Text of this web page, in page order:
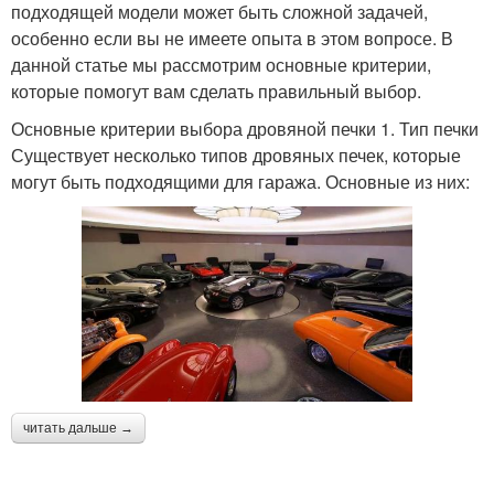
подходящей модели может быть сложной задачей,
особенно если вы не имеете опыта в этом вопросе. В
данной статье мы рассмотрим основные критерии,
которые помогут вам сделать правильный выбор.
Основные критерии выбора дровяной печки 1. Тип печки
Существует несколько типов дровяных печек, которые
могут быть подходящими для гаража. Основные из них:
читать дальше →